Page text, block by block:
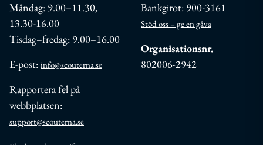
Måndag: 9.00–11.30,
13.30-16.00
Tisdag–fredag: 9.00–16.00
E-post: info@scouterna.se
Rapportera fel på
webbplatsen:
support@scouterna.se
Bankgirot: 900-3161
Stöd oss – ge en gåva
Organisationsnr.
802006-2942